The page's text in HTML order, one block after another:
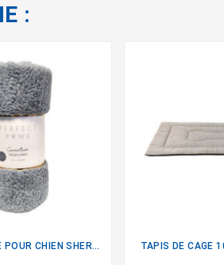
:
COUVERTURE POUR CHIEN SHERPA TAPIS DE CAGE